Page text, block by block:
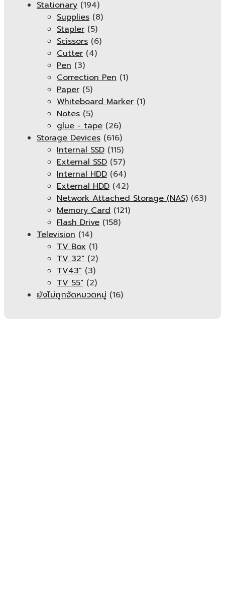
Stationary (194)
Supplies (8)
Stapler (5)
Scissors (6)
Cutter (4)
Pen (3)
Correction Pen (1)
Paper (5)
Whiteboard Marker (1)
Notes (5)
glue - tape (26)
Storage Devices (616)
Internal SSD (115)
External SSD (57)
Internal HDD (64)
External HDD (42)
Network Attached Storage (NAS) (63)
Memory Card (121)
Flash Drive (158)
Television (14)
TV Box (1)
TV 32" (2)
TV43" (3)
TV 55" (2)
ยังไม่ถูกจัดหมวดหมู่ (16)